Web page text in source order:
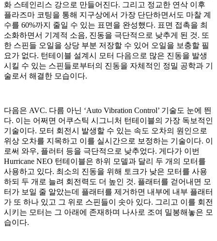
화 스테인리스 강으로 만들어진다. 그리고 정교한 연삭 이후
플라즈마 코팅을 통해 지구상에서 가장 단단하면서도 마찰 계
수를 60%까지 줄일 수 있는 표면을 완성했다. 표면 접촉을 최
소화하면서 기계적 소음, 진동을 극단적으로 낮추게 된 것. 또
한 스핀들 오일을 상당 부분 저장할 수 있어 오일을 보충할 필
요가 없다. 턴테이블 설계시 모터 다음으로 많은 진동을 발생
시킬 수 있는 스핀들로부터의 진동을 자체적인 정밀 공학과 기
술로서 해결한 모습이다.
다음은 AVC. 다름 아닌 ‘Auto Vibration Control’ 기술도 눈에 띈
다. 이는 어쩌면 어쿠스틱 시그니처 턴테이블의 가장 독보적인
기술이다. 모터 회전시 발생할 수 있는 속도 오차의 원인으로
위상 오차를 지목하고 이를 실시간으로 보정하는 기술이다. 이
로써 와우, 플러터 등을 극단적으로 낮추었다. 게다가 이번
Hurricane NEO 턴테이블은 하위 모델과 달리 두 개의 모터를
사용하고 있다. 최소의 진동을 위해 토크가 낮은 모터를 사용
하되 두 개로 늘려 회전력도 더 높인 것. 플래터를 걷어내면 모
터가 보일 줄 알았는데 플래터를 제거하면 내부에 내부 플래터
가 또 하나 있고 그 위로 스핀들이 솟아 있다. 그리고 이를 회전
시키는 모터는 그 아래에 존재하며 나사로 조여 밀봉해놓은 모
습이다.